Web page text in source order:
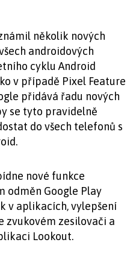
několik nových
androidových
cyklu Android
v případě Pixel Feature
přidává řadu nových
se tyto pravidelně
do všech telefonů s
nové funkce
odměn Google Play
v aplikacích, vylepšení
zvukovém zesilovači a
Lookout.